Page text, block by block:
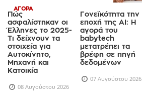
ΑΓΟΡΆ
Πώς
ασφαλίστηκαν οι
Έλληνες το 2025-
Τι δείχνουν τα
στοιχεία για
Αυτοκίνητο,
Μηχανή και
Κατοικία
08 Αυγούστου 2026
Γονεϊκότητα την
εποχή της AI: Η
αγορά του
babytech
μετατρέπει τα
βρέφη σε πηγή
δεδομένων
07 Αυγούστου 2026